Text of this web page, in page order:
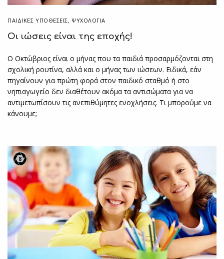
ΠΑΙΔΙΚΈΣ ΥΠΟΘΈΣΕΙΣ, ΨΥΧΟΛΟΓΙΑ
Οι ιώσεις είναι της εποχής!
Ο Οκτώβριος είναι ο μήνας που τα παιδιά προσαρμόζονται στη
σχολική ρουτίνα, αλλά και ο μήνας των ιώσεων. Ειδικά, εάν
πηγαίνουν για πρώτη φορά στον παιδικό σταθμό ή στο
νηπιαγωγείο δεν διαθέτουν ακόμα τα αντισώματα για να
αντιμετωπίσουν τις ανεπιθύμητες ενοχλήσεις. Τι μπορούμε να
κάνουμε;
8